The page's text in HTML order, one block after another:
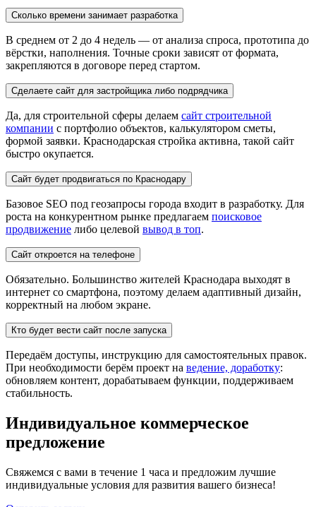
Сколько времени занимает разработка
В среднем от 2 до 4 недель — от анализа спроса, прототипа до
вёрстки, наполнения. Точные сроки зависят от формата,
закрепляются в договоре перед стартом.
Сделаете сайт для застройщика либо подрядчика
Да, для строительной сферы делаем сайт строительной
компании с портфолио объектов, калькулятором сметы,
формой заявки. Краснодарская стройка активна, такой сайт
быстро окупается.
Сайт будет продвигаться по Краснодару
Базовое SEO под геозапросы города входит в разработку. Для
роста на конкурентном рынке предлагаем поисковое
продвижение либо целевой вывод в топ.
Сайт откроется на телефоне
Обязательно. Большинство жителей Краснодара выходят в
интернет со смартфона, поэтому делаем адаптивный дизайн,
корректный на любом экране.
Кто будет вести сайт после запуска
Передаём доступы, инструкцию для самостоятельных правок.
При необходимости берём проект на ведение, доработку:
обновляем контент, дорабатываем функции, поддерживаем
стабильность.
Индивидуальное коммерческое
предложение
Свяжемся с вами в течение 1 часа и предложим лучшие
индивидуальные условия для развития вашего бизнеса!